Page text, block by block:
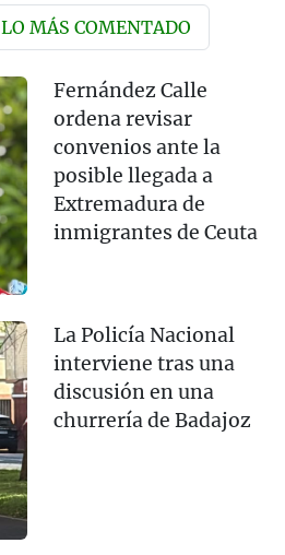
LO MÁS COMENTADO
Fernández Calle
ordena revisar
convenios ante la
posible llegada a
Extremadura de
inmigrantes de Ceuta
La Policía Nacional
interviene tras una
discusión en una
churrería de Badajoz